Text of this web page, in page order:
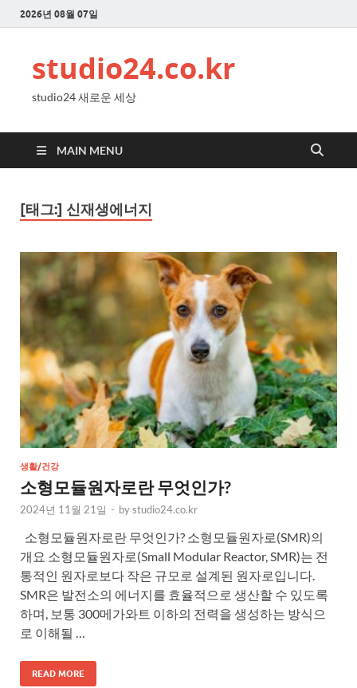
2026년 08월 07일
studio24.co.kr
studio24 새로운 세상
MAIN MENU
[태그:] 신재생에너지
생활/건강
소형모듈원자로란 무엇인가?
2024년 11월 21일 - bystudio24.co.kr
소형모듈원자로란 무엇인가? 소형모듈원자로(SMR)의
개요 소형모듈원자로(Small Modular Reactor, SMR)는 전
통적인 원자로보다 작은 규모로 설계된 원자로입니다.
SMR은 발전소의 에너지를 효율적으로 생산할 수 있도록
하며, 보통 300메가와트 이하의 전력을 생성하는 방식으
로 이해될 …
READ MORE